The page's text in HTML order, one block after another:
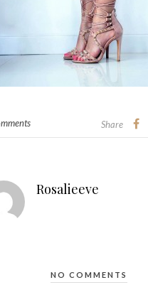
Share
Rosalieeve
NO COMMENTS